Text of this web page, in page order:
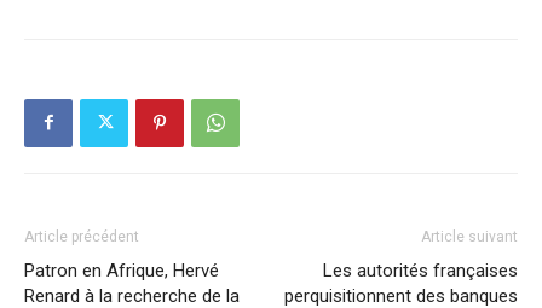
Article précédent
Patron en Afrique, Hervé
Renard à la recherche de la
Article suivant
Les autorités françaises
perquisitionnent des banques